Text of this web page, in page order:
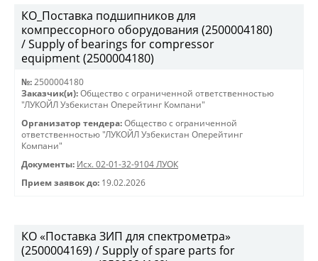
КО_Поставка подшипников для
компрессорного оборудования (2500004180)
/ Supply of bearings for compressor
equipment (2500004180)
№: 2500004180
Заказчик(и): Общество с ограниченной ответственностью
"ЛУКОЙЛ Узбекистан Оперейтинг Компани"
Организатор тендера: Общество с ограниченной
ответственностью "ЛУКОЙЛ Узбекистан Оперейтинг
Компани"
Документы: Исх. 02-01-32-9104 ЛУОК
Прием заявок до: 19.02.2026
КО «Поставка ЗИП для спектрометра»
(2500004169) / Supply of spare parts for